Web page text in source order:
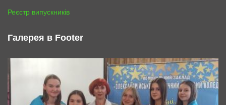
Реєстр випускників
Галерея в Footer